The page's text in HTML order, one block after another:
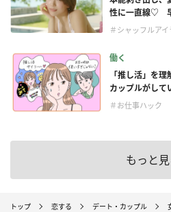
性に一直線♡
＃シャッフルア
働く
「推し活」を
カップルがして
＃お仕事ハック
もっと
トップ 恋する デート・カップル